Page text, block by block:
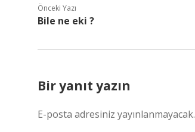
Önceki Yazı
Bile ne eki ?
Bir yanıt yazın
E-posta adresiniz yayınlanmayacak.